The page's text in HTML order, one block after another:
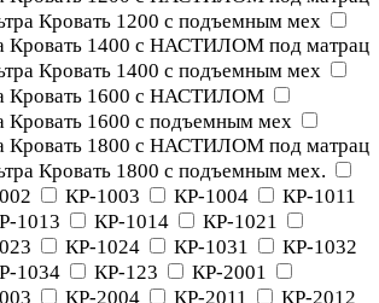
Кровать 1200 с подъемным мех
Кровать 1400 с НАСТИЛОМ под матрац
Кровать 1400 с подъемным мех
Кровать 1600 с НАСТИЛОМ
Кровать 1600 с подъемным мех
Кровать 1800 с НАСТИЛОМ под матрац
Кровать 1800 с подъемным мех.
КР-1003 КР-1004
КР-1011
1013 КР-1014
КР-1021
КР-1024 КР-1031
КР-1032
1034 КР-123
КР-2001
КР-2004 КР-2011
КР-2012